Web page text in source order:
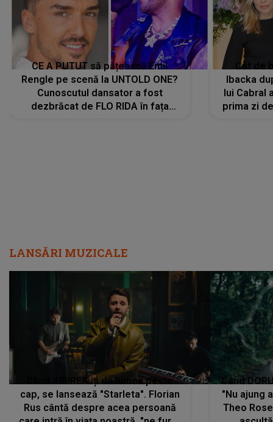
CE A PUTUT să pățească Emil
Rengle pe scenă la UNTOLD ONE?
Cunoscutul dansator a fost
dezbrăcat de FLO RIDA în fața
Cât de
Ibacka
lui Cabral
prima zi
LANSĂRI MUZICALE
Când IUBIREA îți dă lumea peste
cap, se lansează "Starleta". Florian
Rus cântă despre acea persoană
Când
"Nu ajung
Theo